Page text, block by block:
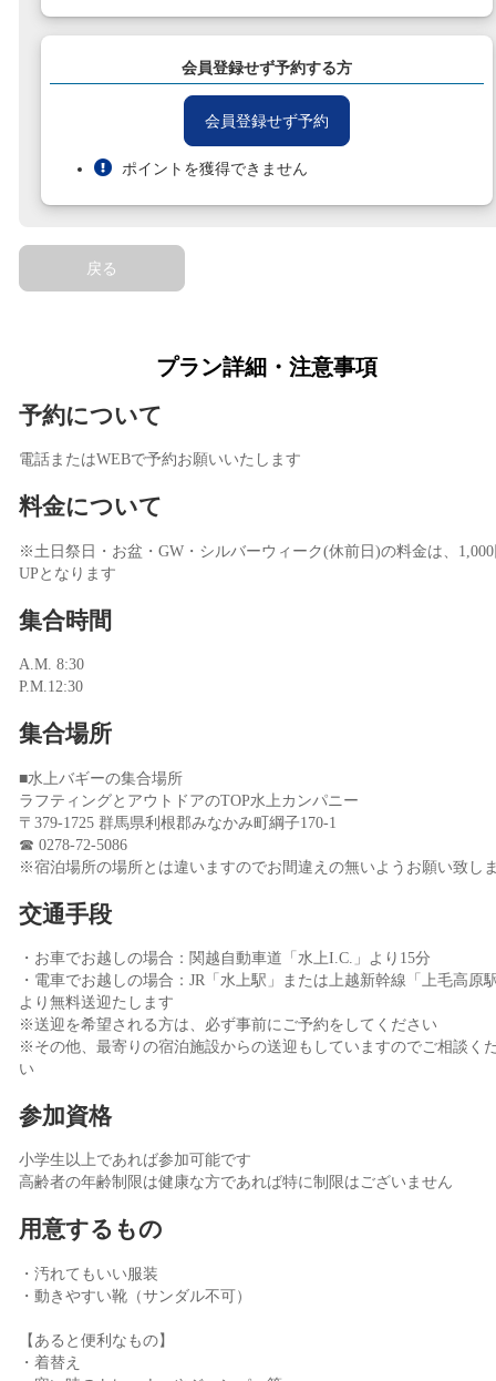
会員登録せず予約する方
会員登録せず予約
ポイントを獲得できません
戻る
プラン詳細・注意事項
予約について
電話またはWEBで予約お願いいたします
料金について
※土日祭日・お盆・GW・シルバーウィーク(休前日)の料金は、
UPとなります
集合時間
A.M. 8:30
P.M.12:30
集合場所
■水上バギーの集合場所
ラフティングとアウトドアのTOP水上カンパニー
〒379-1725 群馬県利根郡みなかみ町綱子170-1
☎ 0278-72-5086
※宿泊場所の場所とは違いますのでお間違えの無いようお願い致し
交通手段
・お車でお越しの場合：関越自動車道「水上I.C.」より15分
・電車でお越しの場合：JR「水上駅」または上越新幹線「上毛高原
より無料送迎たします
※送迎を希望される方は、必ず事前にご予約をしてください
※その他、最寄りの宿泊施設からの送迎もしていますのでご相談く
い
参加資格
小学生以上であれば参加可能です
高齢者の年齢制限は健康な方であれば特に制限はございません
用意するもの
・汚れてもいい服装
・動きやすい靴（サンダル不可）
【あると便利なもの】
・着替え